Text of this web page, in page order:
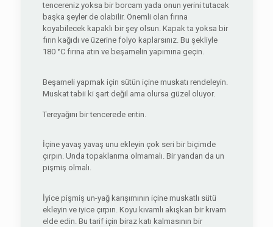
tencereniz yoksa bir borcam yada onun yerini tutacak
başka şeyler de olabilir. Önemli olan fırına
koyabilecek kapaklı bir şey olsun. Kapak ta yoksa bir
fırın kağıdı ve üzerine folyo kaplarsınız. Bu şekliyle
180 °C fırına atın ve beşamelin yapımına geçin.
Beşameli yapmak için sütün içine muskatı rendeleyin.
Muskat tabii ki şart değil ama olursa güzel oluyor.
Tereyağını bir tencerede eritin.
İçine yavaş yavaş unu ekleyin çok seri bir biçimde
çırpın. Unda topaklanma olmamalı. Bir yandan da un
pişmiş olmalı.
İyice pişmiş un-yağ karışımının içine muskatlı sütü
ekleyin ve iyice çırpın. Koyu kıvamlı akışkan bir kıvam
elde edin. Bu tarif için biraz katı kalmasının bir